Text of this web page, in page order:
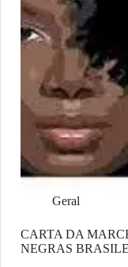
Geral
CARTA DA
NEGRAS